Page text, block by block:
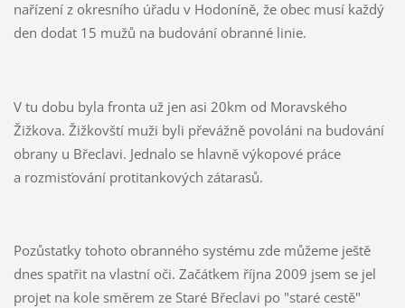
nařízení z okresního úřadu v Hodoníně, že obec musí každý
den dodat 15 mužů na budování obranné linie.
V tu dobu byla fronta už jen asi 20km od Moravského
Žižkova. Žižkovští muži byli převážně povoláni na budování
obrany u Břeclavi. Jednalo se hlavně výkopové práce
a rozmisťování protitankových zátarasů.
Pozůstatky tohoto obranného systému zde můžeme ještě
dnes spatřit na vlastní oči. Začátkem října 2009 jsem se jel
projet na kole směrem ze Staré Břeclavi po "staré cestě"